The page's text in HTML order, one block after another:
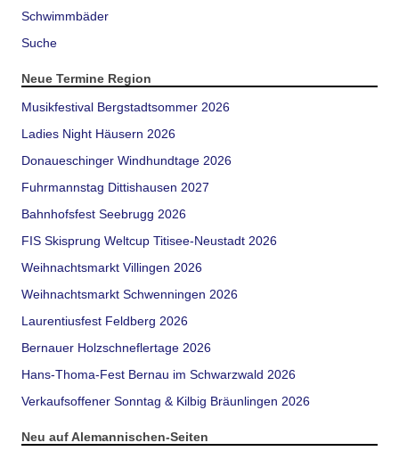
Schwimmbäder
Suche
Neue Termine Region
Musikfestival Bergstadtsommer 2026
Ladies Night Häusern 2026
Donaueschinger Windhundtage 2026
Fuhrmannstag Dittishausen 2027
Bahnhofsfest Seebrugg 2026
FIS Skisprung Weltcup Titisee-Neustadt 2026
Weihnachtsmarkt Villingen 2026
Weihnachtsmarkt Schwenningen 2026
Laurentiusfest Feldberg 2026
Bernauer Holzschneflertage 2026
Hans-Thoma-Fest Bernau im Schwarzwald 2026
Verkaufsoffener Sonntag & Kilbig Bräunlingen 2026
Neu auf Alemannischen-Seiten